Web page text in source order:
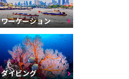
ワーケーション
ダイビング